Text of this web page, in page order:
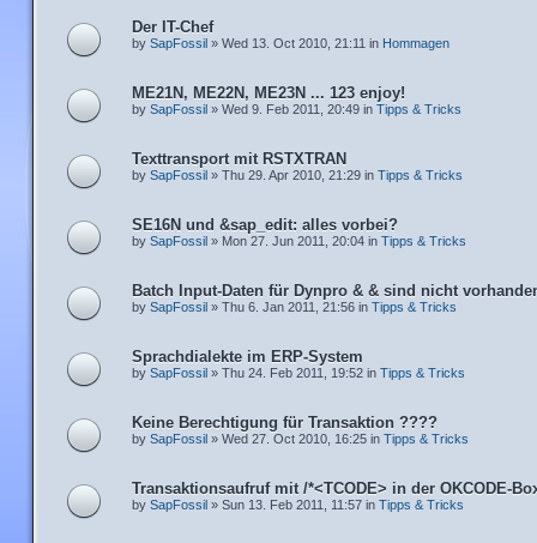
Der IT-Chef
by SapFossil » Wed 13. Oct 2010, 21:11 in Hommagen
ME21N, ME22N, ME23N ... 123 enjoy!
by SapFossil » Wed 9. Feb 2011, 20:49 in Tipps & Tricks
Texttransport mit RSTXTRAN
by SapFossil » Thu 29. Apr 2010, 21:29 in Tipps & Tricks
SE16N und &sap_edit: alles vorbei?
by SapFossil » Mon 27. Jun 2011, 20:04 in Tipps & Tricks
Batch Input-Daten für Dynpro & & sind nicht
by SapFossil » Thu 6. Jan 2011, 21:56 in Tipps & Tricks
Sprachdialekte im ERP-System
by SapFossil » Thu 24. Feb 2011, 19:52 in Tipps & Tricks
Keine Berechtigung für Transaktion ????
by SapFossil » Wed 27. Oct 2010, 16:25 in Tipps & Tricks
Transaktionsaufruf mit /*<TCODE> in der OKCODE-
by SapFossil » Sun 13. Feb 2011, 11:57 in Tipps & Tricks